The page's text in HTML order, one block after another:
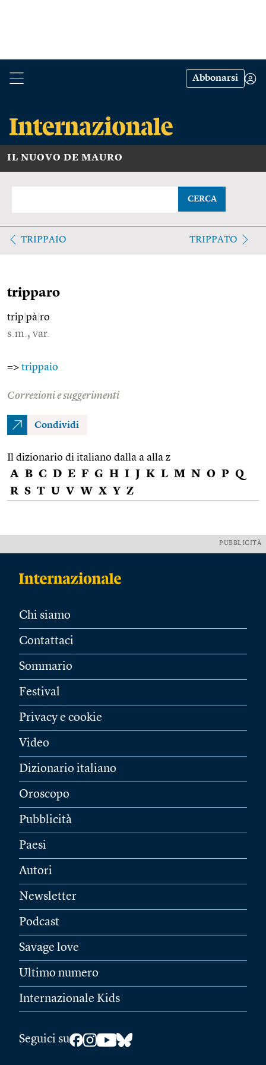
Abbonarsi
IL NUOVO DE MAURO
CERCA
TRIPPAIO TRIPPATO
tripparo
trip pà ro
s.m., var.
=> trippaio
Correzioni e suggerimenti
Condividi
Il dizionario di italiano dalla a alla z
A B C D E F G H I J K L M N O P Q
R S T U V W X Y Z
PUBBLICITÀ
Chi siamo
Contattaci
Sommario
Festival
Privacy e cookie
Video
Dizionario italiano
Oroscopo
Pubblicità
Paesi
Autori
Newsletter
Podcast
Savage love
Ultimo numero
Internazionale Kids
Seguici su